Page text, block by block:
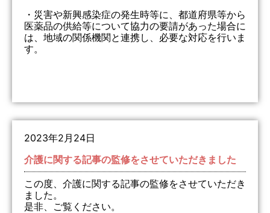
・災害や新興感染症の発生時等に、都道府県等から
医薬品の供給等について協力の要請があった場合に
は、地域の関係機関と連携し、必要な対応を行いま
す。
2023年2月24日
介護に関する記事の監修をさせていただきました
この度、介護に関する記事の監修をさせていただき
ました。
是非、ご覧ください。